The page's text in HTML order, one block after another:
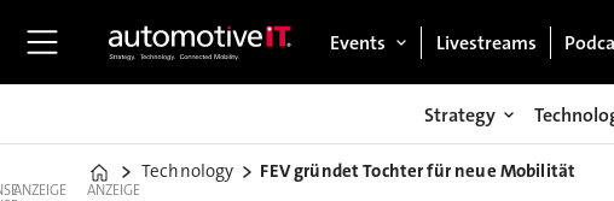
Events Livestreams
Strategy
Home
Technology FEV gründet Tochter für neue Mobilität
ANZEIGE ANZEIGE